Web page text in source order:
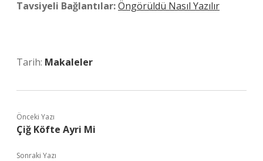
Tavsiyeli Bağlantılar:Öngörüldü Nasıl Yazılır
Tarih: Makaleler
Önceki Yazı
Çiğ Köfte Ayri Mi
Sonraki Yazı